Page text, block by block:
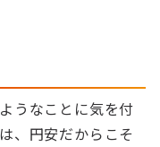
うなことに気を付
、円安だからこそ